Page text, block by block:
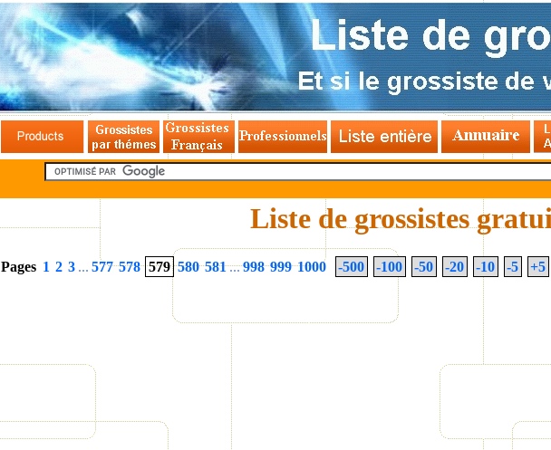
Liste de grossistes
Pages 1 2 3 ... 577 578 579 580 581...998 999 1000 -500 -100 -50 -20 -10 -5 +5